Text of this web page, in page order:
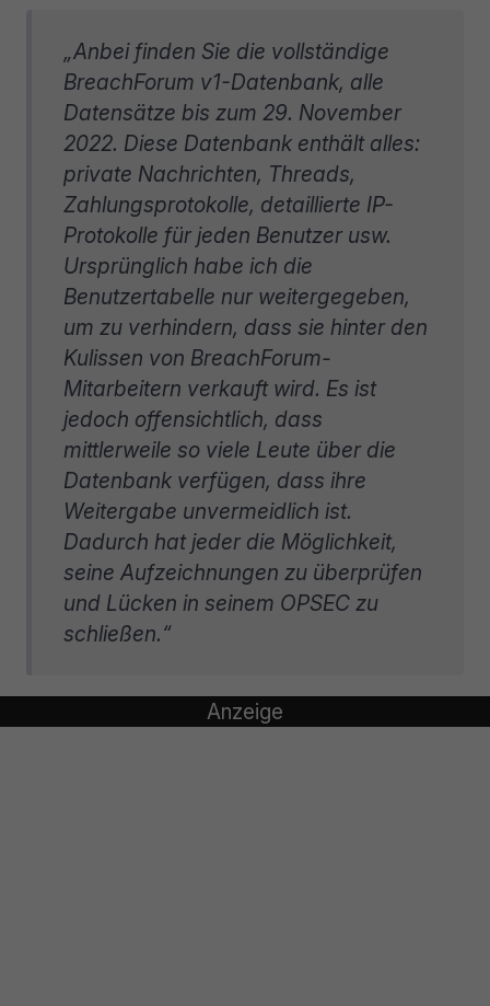
„Anbei finden Sie die vollständige
BreachForum v1-Datenbank, alle
Datensätze bis zum 29. November
2022. Diese Datenbank enthält alles:
private Nachrichten, Threads,
Zahlungsprotokolle, detaillierte IP-
Protokolle für jeden Benutzer usw.
Ursprünglich habe ich die
Benutzertabelle nur weitergegeben,
um zu verhindern, dass sie hinter den
Kulissen von BreachForum-
Mitarbeitern verkauft wird. Es ist
jedoch offensichtlich, dass
mittlerweile so viele Leute über die
Datenbank verfügen, dass ihre
Weitergabe unvermeidlich ist.
Dadurch hat jeder die Möglichkeit,
seine Aufzeichnungen zu überprüfen
und Lücken in seinem OPSEC zu
schließen.“